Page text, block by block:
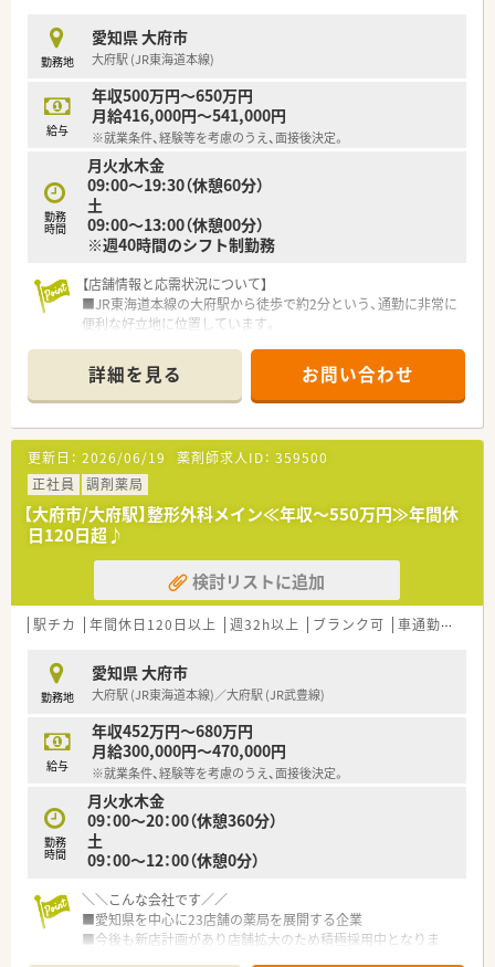
切にした薬局運営を行っています。
■店舗間の距離が近いため、急な休みにも対応できる万全のヘル
プ体制が整っていて安心です。
【職場環境と雰囲気】
■門前のクリニックとは日頃から良好な関係を築けており、合同
での勉強会なども実施しています。
■従業員一人ひとりの意見に真摯に耳を傾ける風土があり、年齢
や経験に関わらず発言しやすいです。
■市内にも複数の店舗があるため、他店のスタッフとも交流があ
り、活発な情報交換が行われています。
勤務地
愛知県 大府市
大府駅 (JR東海道本線)
給与
年収500万円～650万円
月給416,000円～541,000円
※就業条件、経験等を考慮のうえ、面接後決定。
勤務
時間
月火水木金
09:00～19:30（休憩60分）
土
09:00～13:00（休憩00分）
※週40時間のシフト制勤務
【店舗情報と応需状況について】
■JR東海道本線の大府駅から徒歩で約2分という、通勤に非常に
便利な好立地に位置しています。
の在宅業務を行っています。
■1日あたり約100枚の処方箋を応需しており、常時3名から4名
の薬剤師体制で対応しています。
【求人情報について】
■正社員として採用され、経験や能力に応じて年収500万円から
650万円の提示が可能です。
■週休2日制で日曜日と祝日が休みとなっており、プライベート
の時間も確保できる勤務条件です。
■年俸制を採用しているため賞与はありませんが、月々の給与水
準が高く安定した収入が得られます。
【想定される業務内容】
■処方箋に基づく調剤、監査、服薬指導に加え、OTC医薬品の販
■施設や個人宅への訪問、お薬の配達、医師の往診同行など、在
宅医療業務全般に携わります。
■電子薬歴などのシステムを活用し、効率的かつ正確に薬歴管理
や情報提供を行う業務です。
【こんな方にオススメ】
■駅からのアクセスが良く、かつ車通勤も可能なため、ライフス
タイルに合わせた通勤がしたい方です。
■調剤業務だけでなく、在宅医療や地域貢献活動など幅広い業務
に挑戦したい方にお勧めです。
■将来を見据えてキャリアを築きたい方や、安定した経営基盤の
詳細を見る お問い合わせ
更新日： 2026/06/19 薬剤師求人ID： 359500
正社員
調剤薬局
【大府市/大府駅】整形外科メイン≪年収～550万円≫年間休
日120日超♪
検討リストに追加
駅チカ 年間休日120日以上 週32h以上 ブランク可 車通勤可
勤務地
愛知県 大府市
大府駅 (JR東海道本線)／大府駅 (JR武豊線)
給与
年収452万円～680万円
月給300,000円～470,000円
※就業条件、経験等を考慮のうえ、面接後決定。
勤務
時間
月火水木金
09：00～20：00（休憩360分）
土
09：00～12：00（休憩0分）
＼＼こんな会社です／／
■愛知県を中心に23店舗の薬局を展開する企業
■今後も新店計画があり店舗拡大のため積極採用中となりま